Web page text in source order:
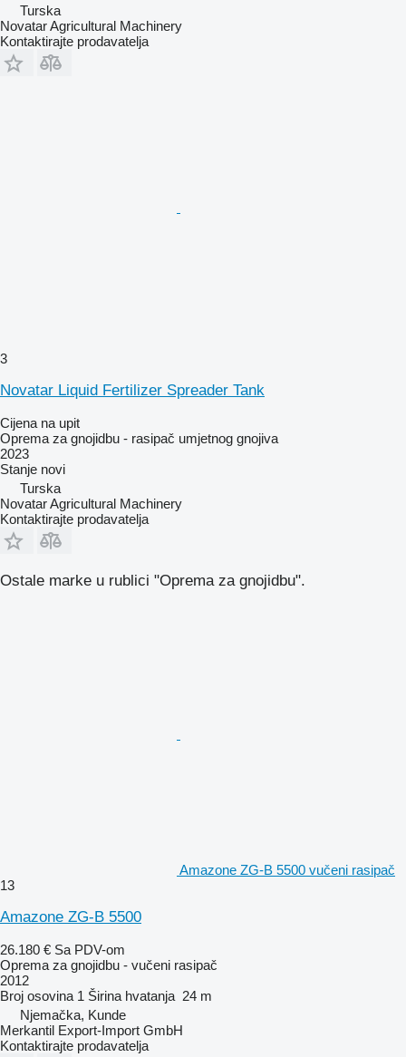
Turska
Novatar Agricultural Machinery
Kontaktirajte prodavatelja
3
Novatar Liquid Fertilizer Spreader Tank
Cijena na upit
Oprema za gnojidbu - rasipač umjetnog gnojiva
2023
Stanje novi
Turska
Novatar Agricultural Machinery
Kontaktirajte prodavatelja
Ostale marke u rublici "Oprema za gnojidbu".
Amazone ZG-B 5500 vučeni rasipač
13
Amazone ZG-B 5500
26.180 € Sa PDV-om
Oprema za gnojidbu - vučeni rasipač
2012
Broj osovina 1 Širina hvatanja 24 m
Njemačka, Kunde
Merkantil Export-Import GmbH
Kontaktirajte prodavatelja